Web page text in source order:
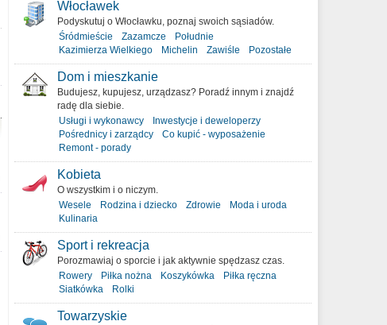
Włocławek
Podyskutuj o Włocławku, poznaj swoich sąsiadów.
Śródmieście
Zazamcze
Południe
Kazimierza Wielkiego
Michelin Zawiśle Pozostałe
Dom i mieszkanie
Budujesz, kupujesz, urządzasz? Poradź innym i znajdź
radę dla siebie.
Usługi i wykonawcy
Inwestycje i deweloperzy
Pośrednicy i zarządcy
Co kupić - wyposażenie
Remont - porady
Kobieta
O wszystkim i o niczym.
Wesele
Rodzina i dziecko Zdrowie
Moda i uroda
Kulinaria
Sport i rekreacja
Porozmawiaj o sporcie i jak aktywnie spędzasz czas.
Rowery
Piłka nożna Koszykówka
Piłka ręczna
Siatkówka
Rolki
Towarzyskie